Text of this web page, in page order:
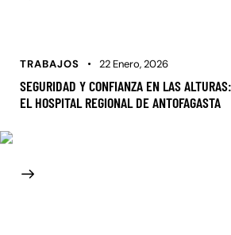
TRABAJOS 22 Enero, 2026
SEGURIDAD Y CONFIANZA EN LAS
EL HOSPITAL REGIONAL DE ANTOFAGASTA